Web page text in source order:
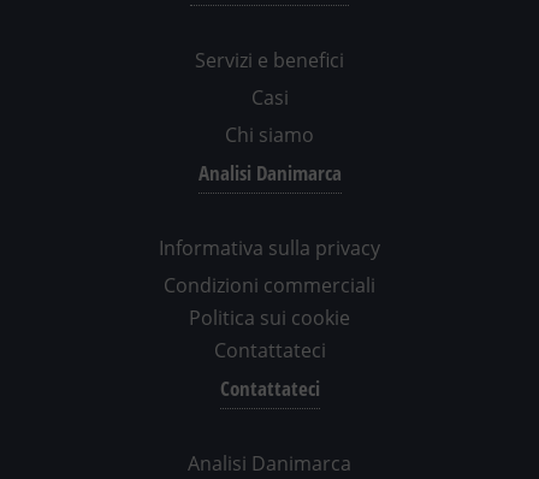
Servizi e benefici
Casi
Chi siamo
Analisi Danimarca
Informativa sulla privacy
Condizioni commerciali
Politica sui cookie
Contattateci
Contattateci
Analisi Danimarca